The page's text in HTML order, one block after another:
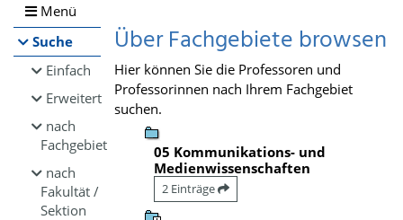
Menü
Suche
Einfach
Erweitert
nach
Fachgebiet
nach
Fakultät /
Sektion
Über Fachgebiete browsen
Hier können Sie die Professoren und
Professorinnen nach Ihrem Fachgebiet
suchen.
05 Kommunikations- und
Medienwissenschaften
2 Einträge